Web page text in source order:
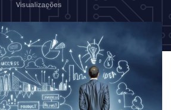
Visualizações